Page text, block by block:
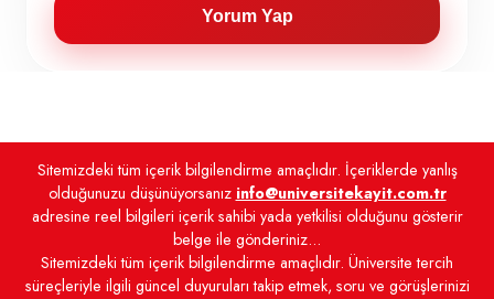
Yorum Yap
Sitemizdeki tüm içerik bilgilendirme amaçlıdır. İçeriklerde yanlış
olduğunuzu düşünüyorsanız info@universitekayit.com.tr
adresine reel bilgileri içerik sahibi yada yetkilisi olduğunu gösterir
belge ile gönderiniz...
Sitemizdeki tüm içerik bilgilendirme amaçlıdır. Üniversite tercih
süreçleriyle ilgili güncel duyuruları takip etmek, soru ve görüşlerinizi